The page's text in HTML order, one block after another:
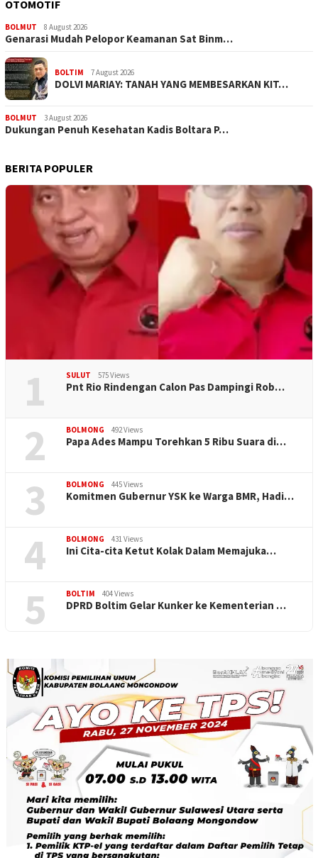
OTOMOTIF
BOLMUT 8 August 2026
Genarasi Mudah Pelopor Keamanan Sat Binm…
BOLTIM 7 August 2026
DOLVI MARIAY: TANAH YANG MEMBESARKAN KIT…
BOLMUT 3 August 2026
Dukungan Penuh Kesehatan Kadis Boltara P…
BERITA POPULER
1 SULUT 575 Views
Pnt Rio Rindengan Calon Pas Dampingi Rob…
2 BOLMONG 492 Views
Papa Ades Mampu Torehkan 5 Ribu Suara di…
3 BOLMONG 445 Views
Komitmen Gubernur YSK ke Warga BMR, Hadi…
4 BOLMONG 431 Views
Ini Cita-cita Ketut Kolak Dalam Memajuka…
5 BOLTIM 404 Views
DPRD Boltim Gelar Kunker ke Kementerian …